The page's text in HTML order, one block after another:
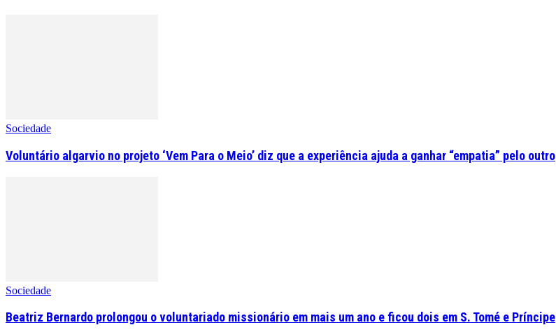
Sociedade
Voluntário algarvio no projeto ‘Vem Para o Meio’ diz que a experiência ajuda a ganhar “empatia” pelo outro
Sociedade
Beatriz Bernardo prolongou o voluntariado missionário em mais um ano e ficou dois em S. Tomé e Príncipe